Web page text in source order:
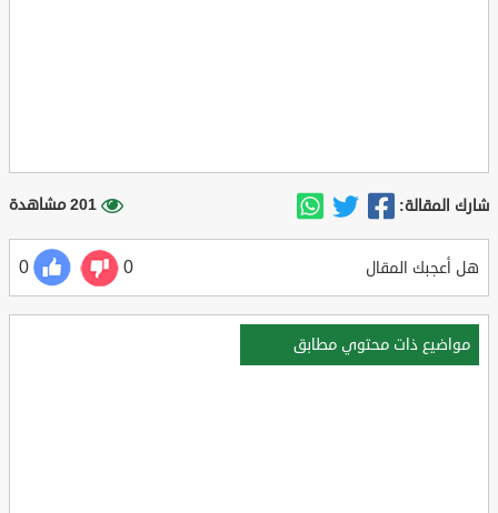
شارك المقالة: 201 مشاهدة
هل أعجبك المقال 0
0
مواضيع ذات محتوي مطابق